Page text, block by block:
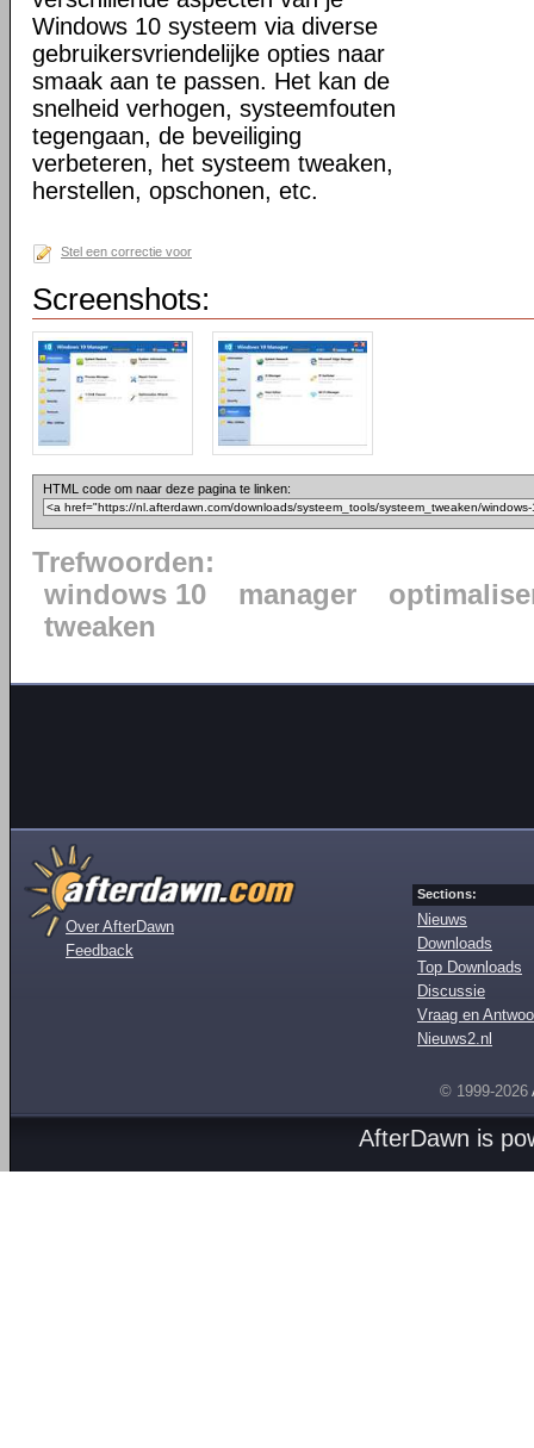
Windows 10 systeem via diverse
gebruikersvriendelijke opties naar
smaak aan te passen. Het kan de
snelheid verhogen, systeemfouten
tegengaan, de beveiliging
verbeteren, het systeem tweaken,
herstellen, opschonen, etc.
Stel een correctie voor
Screenshots:
HTML code om naar deze pagina te linken:
Trefwoorden:
windows 10
manager
tweaken
Over AfterDawn
Feedback
Sections:
Nieuws
Downloads
Top Downloads
Discussie
Vraag en
Nieuws2.nl
© 1999-2026
AfterDawn is